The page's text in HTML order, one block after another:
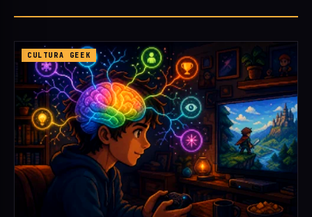
CULTURA GEEK